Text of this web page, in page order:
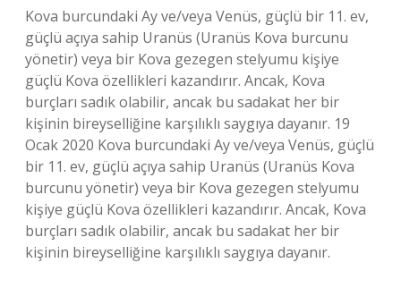
Kova burcundaki Ay ve/veya Venüs, güçlü bir 11. ev,
güçlü açıya sahip Uranüs (Uranüs Kova burcunu
yönetir) veya bir Kova gezegen stelyumu kişiye
güçlü Kova özellikleri kazandırır. Ancak, Kova
burçları sadık olabilir, ancak bu sadakat her bir
kişinin bireyselliğine karşılıklı saygıya dayanır. 19
Ocak 2020 Kova burcundaki Ay ve/veya Venüs, güçlü
bir 11. ev, güçlü açıya sahip Uranüs (Uranüs Kova
burcunu yönetir) veya bir Kova gezegen stelyumu
kişiye güçlü Kova özellikleri kazandırır. Ancak, Kova
burçları sadık olabilir, ancak bu sadakat her bir
kişinin bireyselliğine karşılıklı saygıya dayanır.